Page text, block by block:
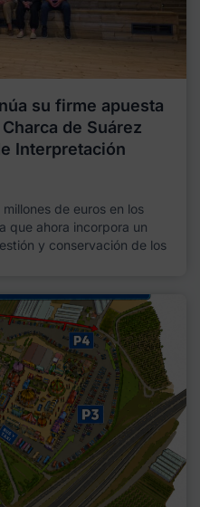
su firme apuesta
de Suárez
Interpretación
de euros en los
que ahora incorpora un
y conservación de los